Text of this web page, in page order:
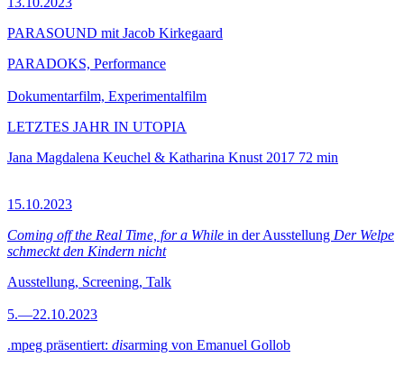
PARASOUND mit Jacob Kirkegaard
PARADOKS, Performance
Dokumentarfilm, Experimentalfilm
LETZTES JAHR IN UTOPIA
Jana Magdalena Keuchel & Katharina Knust 2017 72 min
15.10.2023
Coming off the Real Time, for a While in der Ausstellung Der Welpe
schmeckt den Kindern nicht
Ausstellung, Screening, Talk
5.—22.10.2023
.mpeg präsentiert: disarming von Emanuel Gollob